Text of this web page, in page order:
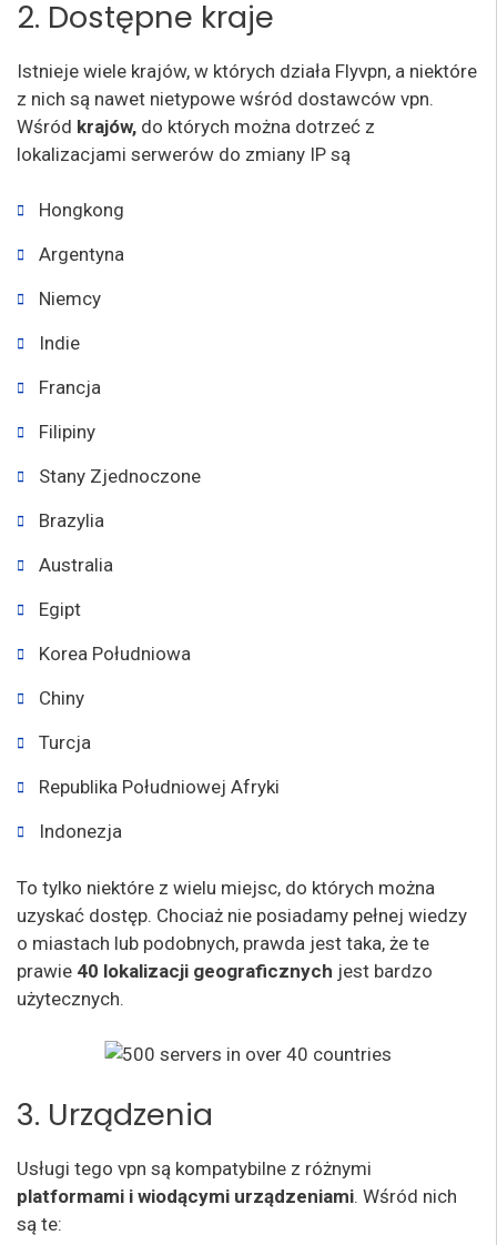
2. Dostępne kraje
Istnieje wiele krajów, w których działa Flyvpn, a niektóre
z nich są nawet nietypowe wśród dostawców vpn.
Wśród krajów, do których można dotrzeć z
lokalizacjami serwerów do zmiany IP są
Hongkong
Argentyna
Niemcy
Indie
Francja
Filipiny
Stany Zjednoczone
Brazylia
Australia
Egipt
Korea Południowa
Chiny
Turcja
Republika Południowej Afryki
Indonezja
To tylko niektóre z wielu miejsc, do których można
uzyskać dostęp. Chociaż nie posiadamy pełnej wiedzy
o miastach lub podobnych, prawda jest taka, że te
prawie 40 lokalizacji geograficznych jest bardzo
użytecznych.
3. Urządzenia
Usługi tego vpn są kompatybilne z różnymi
platformami i wiodącymi urządzeniami. Wśród nich
są te: